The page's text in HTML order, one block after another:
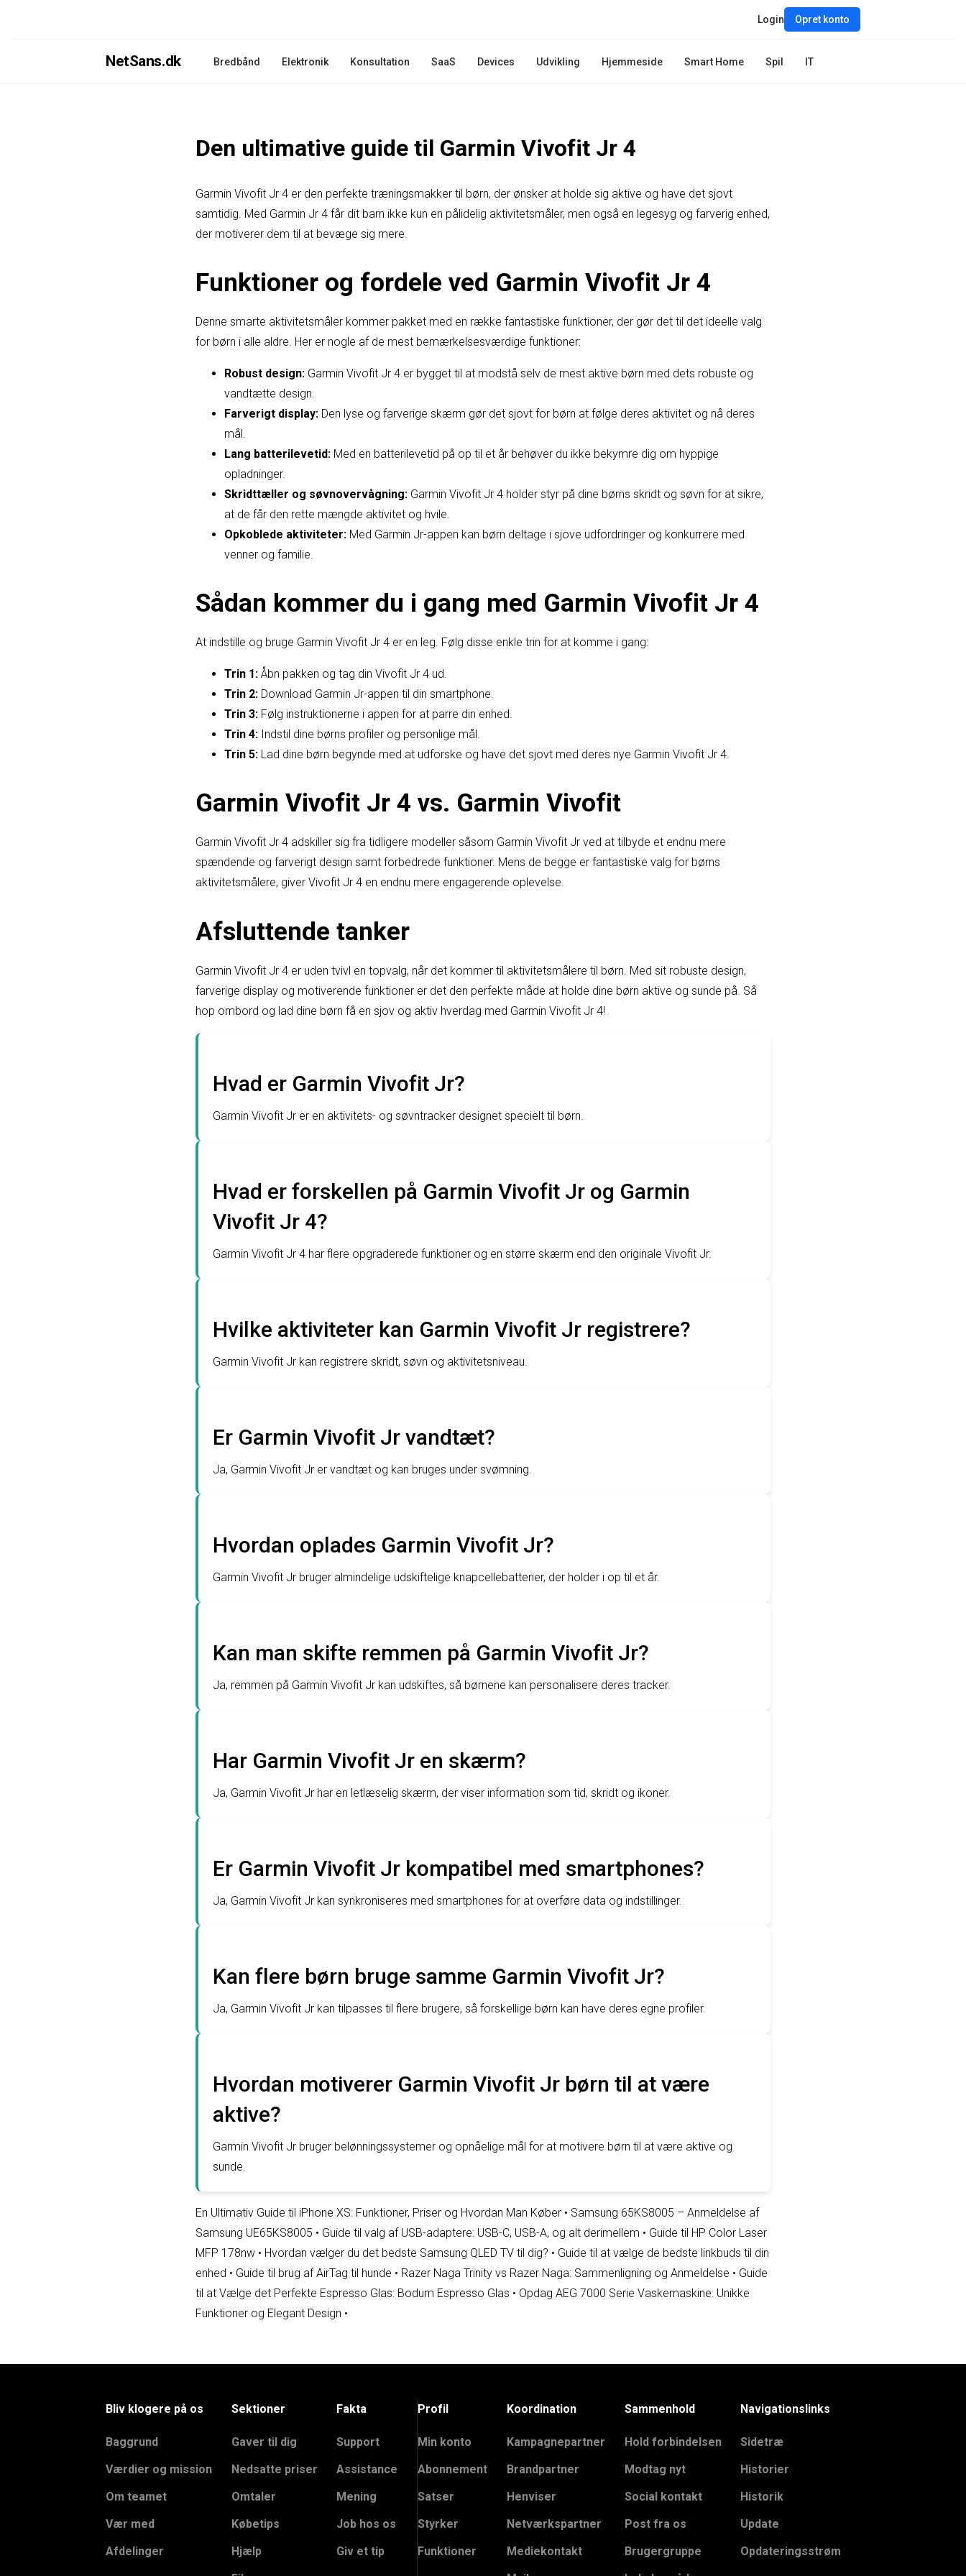
NetSans.dk Bredbånd Elektronik Konsultation SaaS Devices Udvikling Hjemmeside Smart Home Spil IT
Login Opret konto
Den ultimative guide til Garmin Vivofit Jr 4
Garmin Vivofit Jr 4 er den perfekte træningsmakker til børn, der ønsker at holde sig aktive og have det sjovt
samtidig. Med Garmin Jr 4 får dit barn ikke kun en pålidelig aktivitetsmåler, men også en legesyg og farverig enhed,
der motiverer dem til at bevæge sig mere.
Funktioner og fordele ved Garmin Vivofit Jr 4
Denne smarte aktivitetsmåler kommer pakket med en række fantastiske funktioner, der gør det til det ideelle valg
for børn i alle aldre. Her er nogle af de mest bemærkelsesværdige funktioner:
Robust design: Garmin Vivofit Jr 4 er bygget til at modstå selv de mest aktive børn med dets robuste og
vandtætte design.
Farverigt display: Den lyse og farverige skærm gør det sjovt for børn at følge deres aktivitet og nå deres
mål.
Lang batterilevetid: Med en batterilevetid på op til et år behøver du ikke bekymre dig om hyppige
opladninger.
Skridttæller og søvnovervågning: Garmin Vivofit Jr 4 holder styr på dine børns skridt og søvn for at sikre,
at de får den rette mængde aktivitet og hvile.
Opkoblede aktiviteter: Med Garmin Jr-appen kan børn deltage i sjove udfordringer og konkurrere med
venner og familie.
Sådan kommer du i gang med Garmin Vivofit Jr 4
At indstille og bruge Garmin Vivofit Jr 4 er en leg. Følg disse enkle trin for at komme i gang:
Trin 1: Åbn pakken og tag din Vivofit Jr 4 ud.
Trin 2: Download Garmin Jr-appen til din smartphone.
Trin 3: Følg instruktionerne i appen for at parre din enhed.
Trin 4: Indstil dine børns profiler og personlige mål.
Trin 5: Lad dine børn begynde med at udforske og have det sjovt med deres nye Garmin Vivofit Jr 4.
Garmin Vivofit Jr 4 vs. Garmin Vivofit
Garmin Vivofit Jr 4 adskiller sig fra tidligere modeller såsom Garmin Vivofit Jr ved at tilbyde et endnu mere
spændende og farverigt design samt forbedrede funktioner. Mens de begge er fantastiske valg for børns
aktivitetsmålere, giver Vivofit Jr 4 en endnu mere engagerende oplevelse.
Afsluttende tanker
Garmin Vivofit Jr 4 er uden tvivl en topvalg, når det kommer til aktivitetsmålere til børn. Med sit robuste design,
farverige display og motiverende funktioner er det den perfekte måde at holde dine børn aktive og sunde på. Så
hop ombord og lad dine børn få en sjov og aktiv hverdag med Garmin Vivofit Jr 4!
Hvad er Garmin Vivofit Jr?
Garmin Vivofit Jr er en aktivitets- og søvntracker designet specielt til børn.
Hvad er forskellen på Garmin Vivofit Jr og Garmin
Vivofit Jr 4?
Garmin Vivofit Jr 4 har flere opgraderede funktioner og en større skærm end den originale Vivofit Jr.
Hvilke aktiviteter kan Garmin Vivofit Jr registrere?
Garmin Vivofit Jr kan registrere skridt, søvn og aktivitetsniveau.
Er Garmin Vivofit Jr vandtæt?
Ja, Garmin Vivofit Jr er vandtæt og kan bruges under svømning.
Hvordan oplades Garmin Vivofit Jr?
Garmin Vivofit Jr bruger almindelige udskiftelige knapcellebatterier, der holder i op til et år.
Kan man skifte remmen på Garmin Vivofit Jr?
Ja, remmen på Garmin Vivofit Jr kan udskiftes, så børnene kan personalisere deres tracker.
Har Garmin Vivofit Jr en skærm?
Ja, Garmin Vivofit Jr har en letlæselig skærm, der viser information som tid, skridt og ikoner.
Er Garmin Vivofit Jr kompatibel med smartphones?
Ja, Garmin Vivofit Jr kan synkroniseres med smartphones for at overføre data og indstillinger.
Kan flere børn bruge samme Garmin Vivofit Jr?
Ja, Garmin Vivofit Jr kan tilpasses til flere brugere, så forskellige børn kan have deres egne profiler.
Hvordan motiverer Garmin Vivofit Jr børn til at være
aktive?
Garmin Vivofit Jr bruger belønningssystemer og opnåelige mål for at motivere børn til at være aktive og
sunde.
En Ultimativ Guide til iPhone XS: Funktioner, Priser og Hvordan Man Køber • Samsung 65KS8005 – Anmeldelse af
Samsung UE65KS8005 • Guide til valg af USB-adaptere: USB-C, USB-A, og alt derimellem • Guide til HP Color Laser
MFP 178nw • Hvordan vælger du det bedste Samsung QLED TV til dig? • Guide til at vælge de bedste linkbuds til din
enhed • Guide til brug af AirTag til hunde • Razer Naga Trinity vs Razer Naga: Sammenligning og Anmeldelse • Guide
til at Vælge det Perfekte Espresso Glas: Bodum Espresso Glas • Opdag AEG 7000 Serie Vaskemaskine: Unikke
Funktioner og Elegant Design •
Bliv klogere på os
Baggrund
Værdier og mission
Om teamet
Vær med
Afdelinger
Sektioner
Gaver til dig
Nedsatte priser
Omtaler
Købetips
Hjælp
Fakta
Support
Assistance
Mening
Job hos os
Giv et tip
Profil
Min konto
Abonnement
Satser
Styrker
Funktioner
Koordination
Kampagnepartner
Brandpartner
Henviser
Netværkspartner
Mediekontakt
Sammenhold
Hold forbindelsen
Modtag nyt
Social kontakt
Post fra os
Brugergruppe
Navigationslinks
Sidetræ
Historier
Historik
Update
Opdateringsstrøm